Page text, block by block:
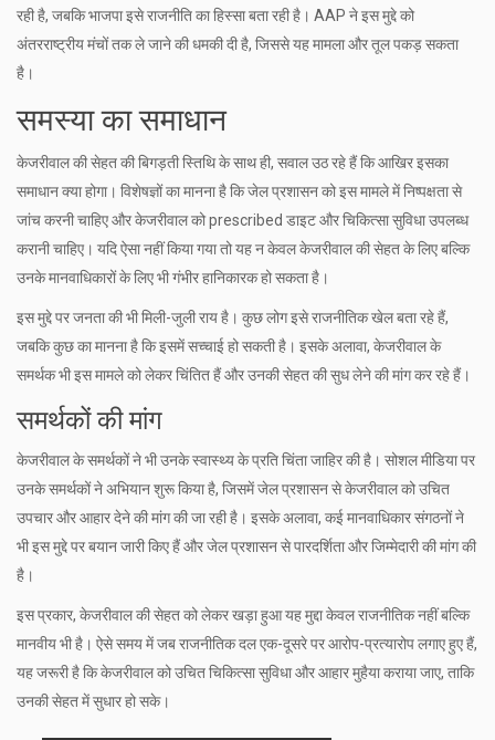
रही है, जबकि भाजपा इसे राजनीति का हिस्सा बता रही है। AAP ने इस मुद्दे को
अंतरराष्ट्रीय मंचों तक ले जाने की धमकी दी है, जिससे यह मामला और तूल पकड़ सकता
है।
समस्या का समाधान
केजरीवाल की सेहत की बिगड़ती स्तिथि के साथ ही, सवाल उठ रहे हैं कि आखिर इसका
समाधान क्या होगा। विशेषज्ञों का मानना है कि जेल प्रशासन को इस मामले में निष्पक्षता से
जांच करनी चाहिए और केजरीवाल को prescribed डाइट और चिकित्सा सुविधा उपलब्ध
करानी चाहिए। यदि ऐसा नहीं किया गया तो यह न केवल केजरीवाल की सेहत के लिए बल्कि
उनके मानवाधिकारों के लिए भी गंभीर हानिकारक हो सकता है।
इस मुद्दे पर जनता की भी मिली-जुली राय है। कुछ लोग इसे राजनीतिक खेल बता रहे हैं,
जबकि कुछ का मानना है कि इसमें सच्चाई हो सकती है। इसके अलावा, केजरीवाल के
समर्थक भी इस मामले को लेकर चिंतित हैं और उनकी सेहत की सुध लेने की मांग कर रहे हैं।
समर्थकों की मांग
केजरीवाल के समर्थकों ने भी उनके स्वास्थ्य के प्रति चिंता जाहिर की है। सोशल मीडिया पर
उनके समर्थकों ने अभियान शुरू किया है, जिसमें जेल प्रशासन से केजरीवाल को उचित
उपचार और आहार देने की मांग की जा रही है। इसके अलावा, कई मानवाधिकार संगठनों ने
भी इस मुद्दे पर बयान जारी किए हैं और जेल प्रशासन से पारदर्शिता और जिम्मेदारी की मांग की
है।
इस प्रकार, केजरीवाल की सेहत को लेकर खड़ा हुआ यह मुद्दा केवल राजनीतिक नहीं बल्कि
मानवीय भी है। ऐसे समय में जब राजनीतिक दल एक-दूसरे पर आरोप-प्रत्यारोप लगाए हुए हैं,
यह जरूरी है कि केजरीवाल को उचित चिकित्सा सुविधा और आहार मुहैया कराया जाए, ताकि
उनकी सेहत में सुधार हो सके।